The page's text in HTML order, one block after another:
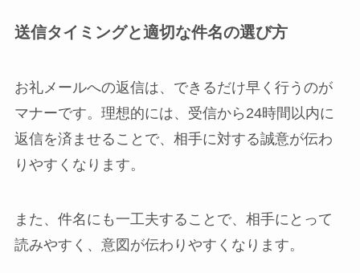
送信タイミングと適切な件名の選び方
お礼メールへの返信は、できるだけ早く行うのが
マナーです。理想的には、受信から24時間以内に
返信を済ませることで、相手に対する誠意が伝わ
りやすくなります。
また、件名にも一工夫することで、相手にとって
読みやすく、意図が伝わりやすくなります。